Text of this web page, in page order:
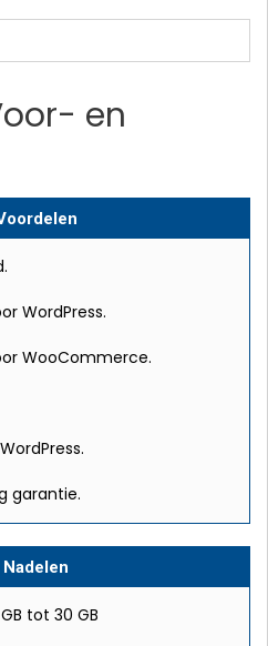
en
WordPress.
WooCommerce.
garantie.
Nadelen
tot 30 GB